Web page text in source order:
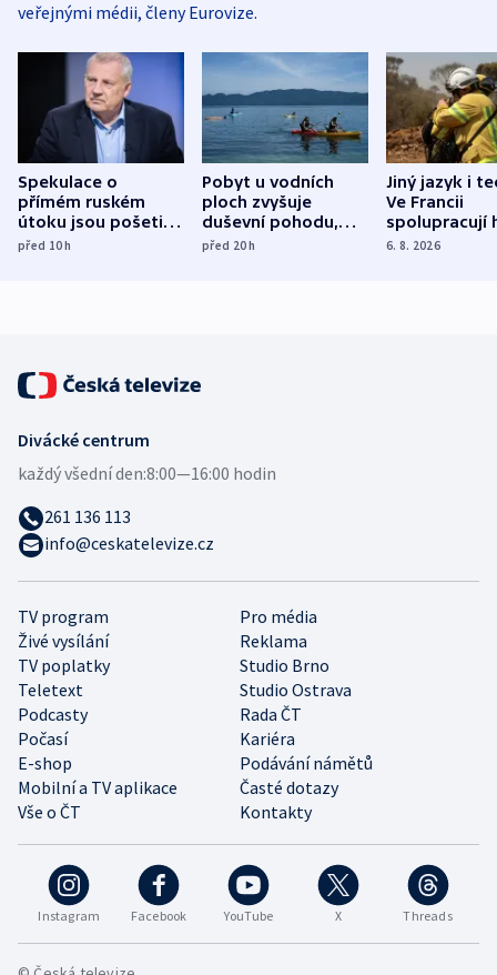
veřejnými médii, členy Eurovize.
Spekulace o
přímém ruském
útoku jsou pošetilé,
míní estonský
před 10h
Pobyt u vodních
ploch zvyšuje
duševní pohodu,
ukázala
před 20h
Jiný jazyk i
Ve Francii
spolupracují
různých zemí
6. 8. 2026
Instagram Facebook YouTube X Threads
TV program
Pro média
Živé vysílání
Reklama
TV poplatky
Studio Brno
Teletext
Studio Ostrava
Podcasty
Rada ČT
Počasí
Kariéra
E-shop
Podávání námětů
Mobilní a TV aplikace
Časté dotazy
Vše o ČT
Kontakty
Divácké centrum
každý všední den:8:00—16:00 hodin
261 136 113
info@ceskatelevize.cz